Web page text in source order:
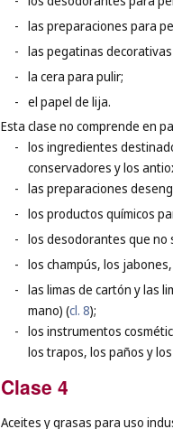
- las preparaciones para
- las pegatinas
- la cera para pulir;
- el papel de lija.
Esta clase no comprende en
- los ingredientes
conservadores y los
- las preparaciones
- los productos químicos
- los desodorantes que no
- los champús, los
- las limas de cartón y las
mano) (cl. 8);
- los instrumentos
los trapos, los paños y
Clase 4
Aceites y grasas para uso